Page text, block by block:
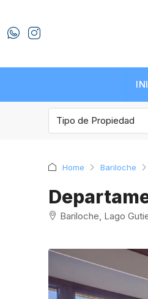
Tipo de Propiedad
Home Bariloche
Bariloche, Lago